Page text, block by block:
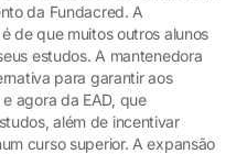
da Fundacred. A
de que muitos outros alunos
estudos. A mantenedora
para garantir aos
agora da EAD, que
além de incentivar
curso superior. A expansão